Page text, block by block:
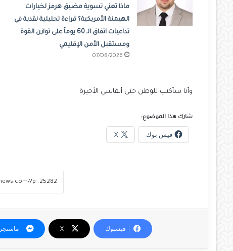
ماذا تعني تسوية مضيق هرمز لخيارات
الهيمنة الأمريكية؟ قراءة تحليلية نقدية في
تداعيات اتفاق الـ 60 يوماً على توازن القوة
ومستقبل الأمن الإقليمي
07/08/2026
وأنا سأكتب للوطن حتى أنفاسي الأخيرة
شارك هذا الموضوع:
فيس بوك X
فيسبوك ‫X ماسنجر